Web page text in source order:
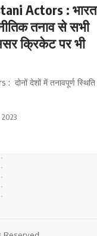
Actors : भारत
तनाव से सभी
क्रिकेट पर भी
देशों में तनावपूर्ण स्थिति